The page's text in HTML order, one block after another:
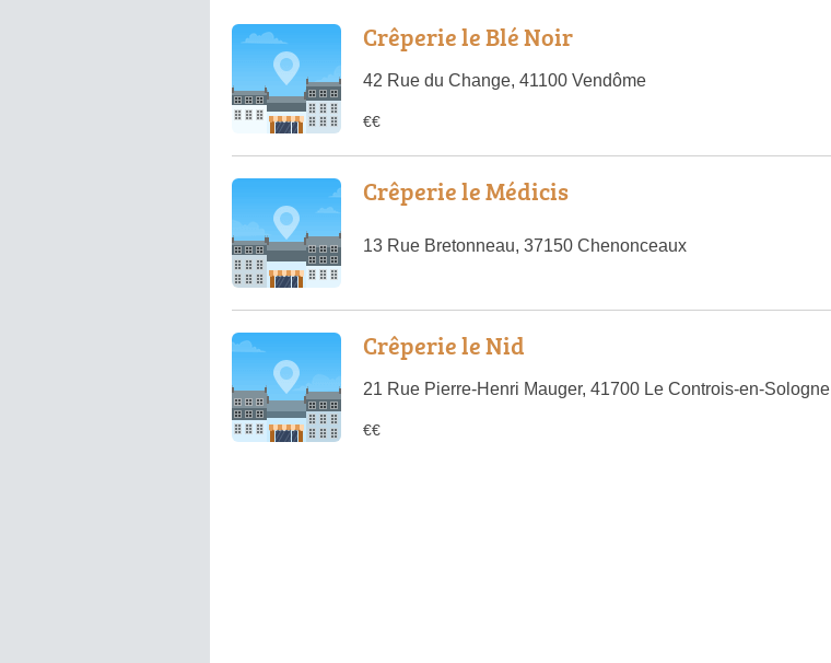
Crêperie le Blé Noir
42 Rue du Change, 41100 Vendôme
€€
Crêperie le Médicis
13 Rue Bretonneau, 37150 Chenonceaux
Crêperie le Nid
21 Rue Pierre-Henri Mauger, 41700 Le Controis-en-Sologne
€€